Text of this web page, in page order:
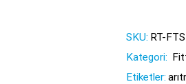
SKU: RT-
Kategori:
Etiketler: